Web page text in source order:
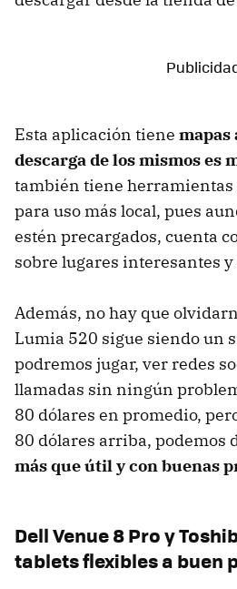
Esta aplicación tiene mapas
descarga de los mismos es
también tiene herramientas
para uso más local, pues
estén precargados, cuenta
sobre lugares interesantes y
Además, no hay que
Lumia 520 sigue siendo un
podremos jugar, ver redes
llamadas sin ningún
80 dólares en promedio,
80 dólares arriba, podemos
más que útil y con buenas
Dell Venue 8 Pro y
tablets flexibles a buen